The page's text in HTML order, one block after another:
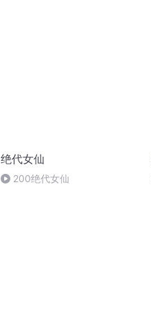
绝代女仙
200绝代女仙